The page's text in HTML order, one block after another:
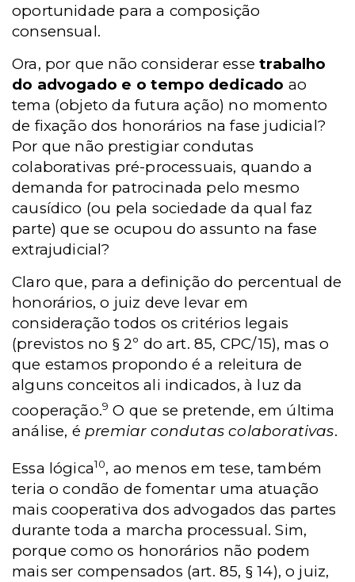
oportunidade para a composição
consensual.
Ora, por que não considerar essetrabalho
do advogado e o tempo dedicado ao
tema (objeto da futura ação) no momento
de fixação dos honorários na fase judicial?
Por que não prestigiar condutas
colaborativas pré-processuais, quando a
demanda for patrocinada pelo mesmo
causídico (ou pela sociedade da qual faz
parte) que se ocupou do assunto na fase
extrajudicial?
Claro que, para a definição do percentual de
honorários, o juiz deve levar em
consideração todos os critérios legais
(previstos no § 2º do art. 85, CPC/15), mas o
que estamos propondo é a releitura de
alguns conceitos ali indicados, à luz da
cooperação.9 O que se pretende, em última
análise, é premiar condutas colaborativas.
Essa lógica10, ao menos em tese, também
teria o condão de fomentar uma atuação
mais cooperativa dos advogados das partes
durante toda a marcha processual. Sim,
porque como os honorários não podem
mais ser compensados (art. 85, § 14), o juiz,